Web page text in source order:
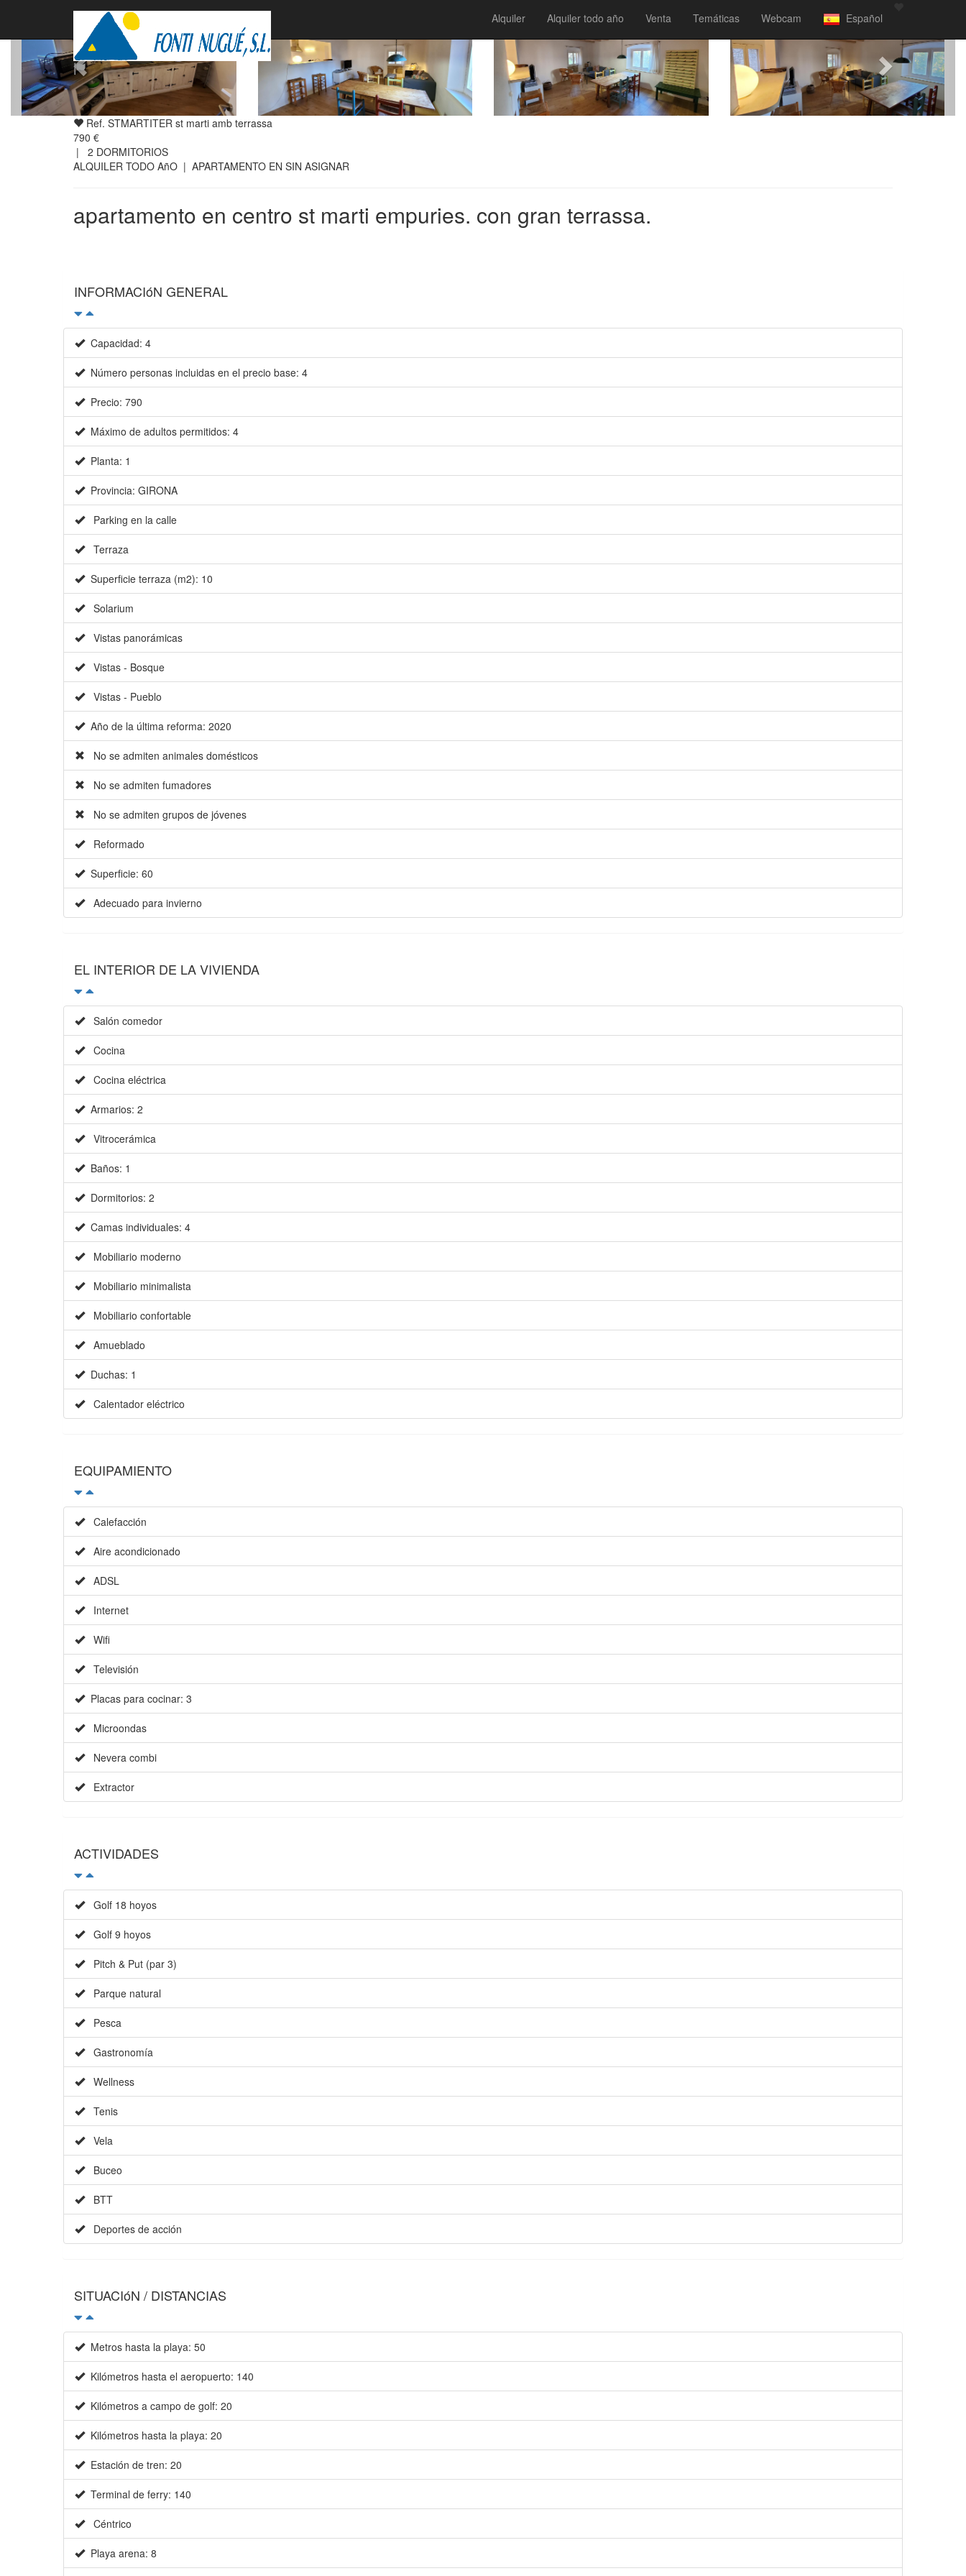
Alquiler Alquiler todo año Venta Temáticas Webcam Español
Ref. STMARTITER st marti amb terrassa
790 €
| 2 DORMITORIOS
ALQUILER TODO AñO | APARTAMENTO EN SIN ASIGNAR
apartamento en centro st marti empuries. con gran terrassa.
INFORMACIóN GENERAL
Capacidad: 4
Número personas incluidas en el precio base: 4
Precio: 790
Máximo de adultos permitidos: 4
Planta: 1
Provincia: GIRONA
Parking en la calle
Terraza
Superficie terraza (m2): 10
Solarium
Vistas panorámicas
Vistas - Bosque
Vistas - Pueblo
Año de la última reforma: 2020
No se admiten animales domésticos
No se admiten fumadores
No se admiten grupos de jóvenes
Reformado
Superficie: 60
Adecuado para invierno
EL INTERIOR DE LA VIVIENDA
Salón comedor
Cocina
Cocina eléctrica
Armarios: 2
Vitrocerámica
Baños: 1
Dormitorios: 2
Camas individuales: 4
Mobiliario moderno
Mobiliario minimalista
Mobiliario confortable
Amueblado
Duchas: 1
Calentador eléctrico
EQUIPAMIENTO
Calefacción
Aire acondicionado
ADSL
Internet
Wifi
Televisión
Placas para cocinar: 3
Microondas
Nevera combi
Extractor
ACTIVIDADES
Golf 18 hoyos
Golf 9 hoyos
Pitch & Put (par 3)
Parque natural
Pesca
Gastronomía
Wellness
Tenis
Vela
Buceo
BTT
Deportes de acción
SITUACIóN / DISTANCIAS
Metros hasta la playa: 50
Kilómetros hasta el aeropuerto: 140
Kilómetros a campo de golf: 20
Kilómetros hasta la playa: 20
Estación de tren: 20
Terminal de ferry: 140
Céntrico
Playa arena: 8